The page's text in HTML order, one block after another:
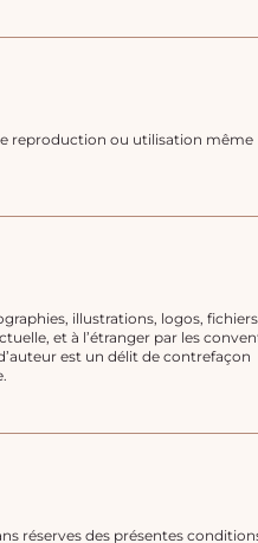
reproduction ou utilisation même
illustrations, logos,
et à l’étranger par les
est un délit de contrefaçon
réserves des présentes